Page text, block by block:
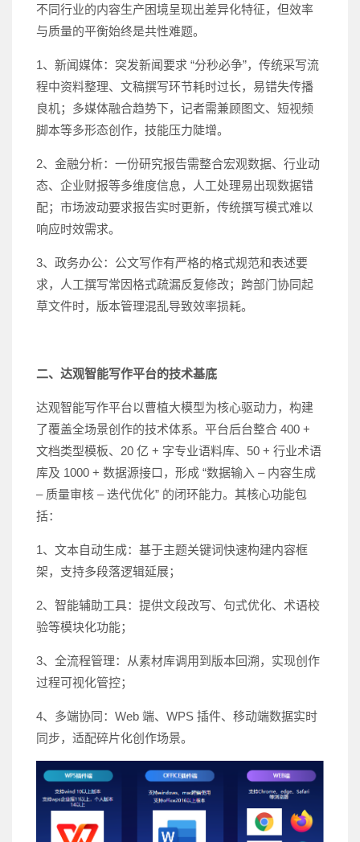
不同行业的内容生产困境呈现出差异化特征，但效率
与质量的平衡始终是共性难题。
1、新闻媒体：突发新闻要求 “分秒必争”，传统采写流
程中资料整理、文稿撰写环节耗时过长，易错失传播
良机；多媒体融合趋势下，记者需兼顾图文、短视频
脚本等多形态创作，技能压力陡增。
2、金融分析：一份研究报告需整合宏观数据、行业动
态、企业财报等多维度信息，人工处理易出现数据错
配；市场波动要求报告实时更新，传统撰写模式难以
响应时效需求。
3、政务办公：公文写作有严格的格式规范和表述要
求，人工撰写常因格式疏漏反复修改；跨部门协同起
草文件时，版本管理混乱导致效率损耗。
二、达观智能写作平台的技术基底
达观智能写作平台以曹植大模型为核心驱动力，构建
了覆盖全场景创作的技术体系。平台后台整合 400 +
文档类型模板、20 亿 + 字专业语料库、50 + 行业术语
库及 1000 + 数据源接口，形成 “数据输入 – 内容生成
– 质量审核 – 迭代优化” 的闭环能力。其核心功能包
括：
1、文本自动生成：基于主题关键词快速构建内容框
架，支持多段落逻辑延展；
2、智能辅助工具：提供文段改写、句式优化、术语校
验等模块化功能；
3、全流程管理：从素材库调用到版本回溯，实现创作
过程可视化管控；
4、多端协同：Web 端、WPS 插件、移动端数据实时
同步，适配碎片化创作场景。